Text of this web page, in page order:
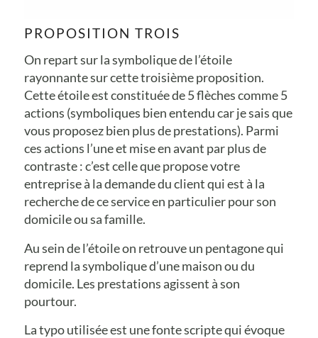
PROPOSITION TROIS
On repart sur la symbolique de l’étoile
rayonnante sur cette troisième proposition.
Cette étoile est constituée de 5 flèches comme 5
actions (symboliques bien entendu car je sais que
vous proposez bien plus de prestations). Parmi
ces actions l’une et mise en avant par plus de
contraste : c’est celle que propose votre
entreprise à la demande du client qui est à la
recherche de ce service en particulier pour son
domicile ou sa famille.
Au sein de l’étoile on retrouve un pentagone qui
reprend la symbolique d’une maison ou du
domicile. Les prestations agissent à son
pourtour.
La typo utilisée est une fonte scripte qui évoque